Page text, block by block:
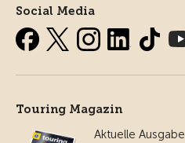
Social Media
Touring Magazin
Aktuelle Ausgabe